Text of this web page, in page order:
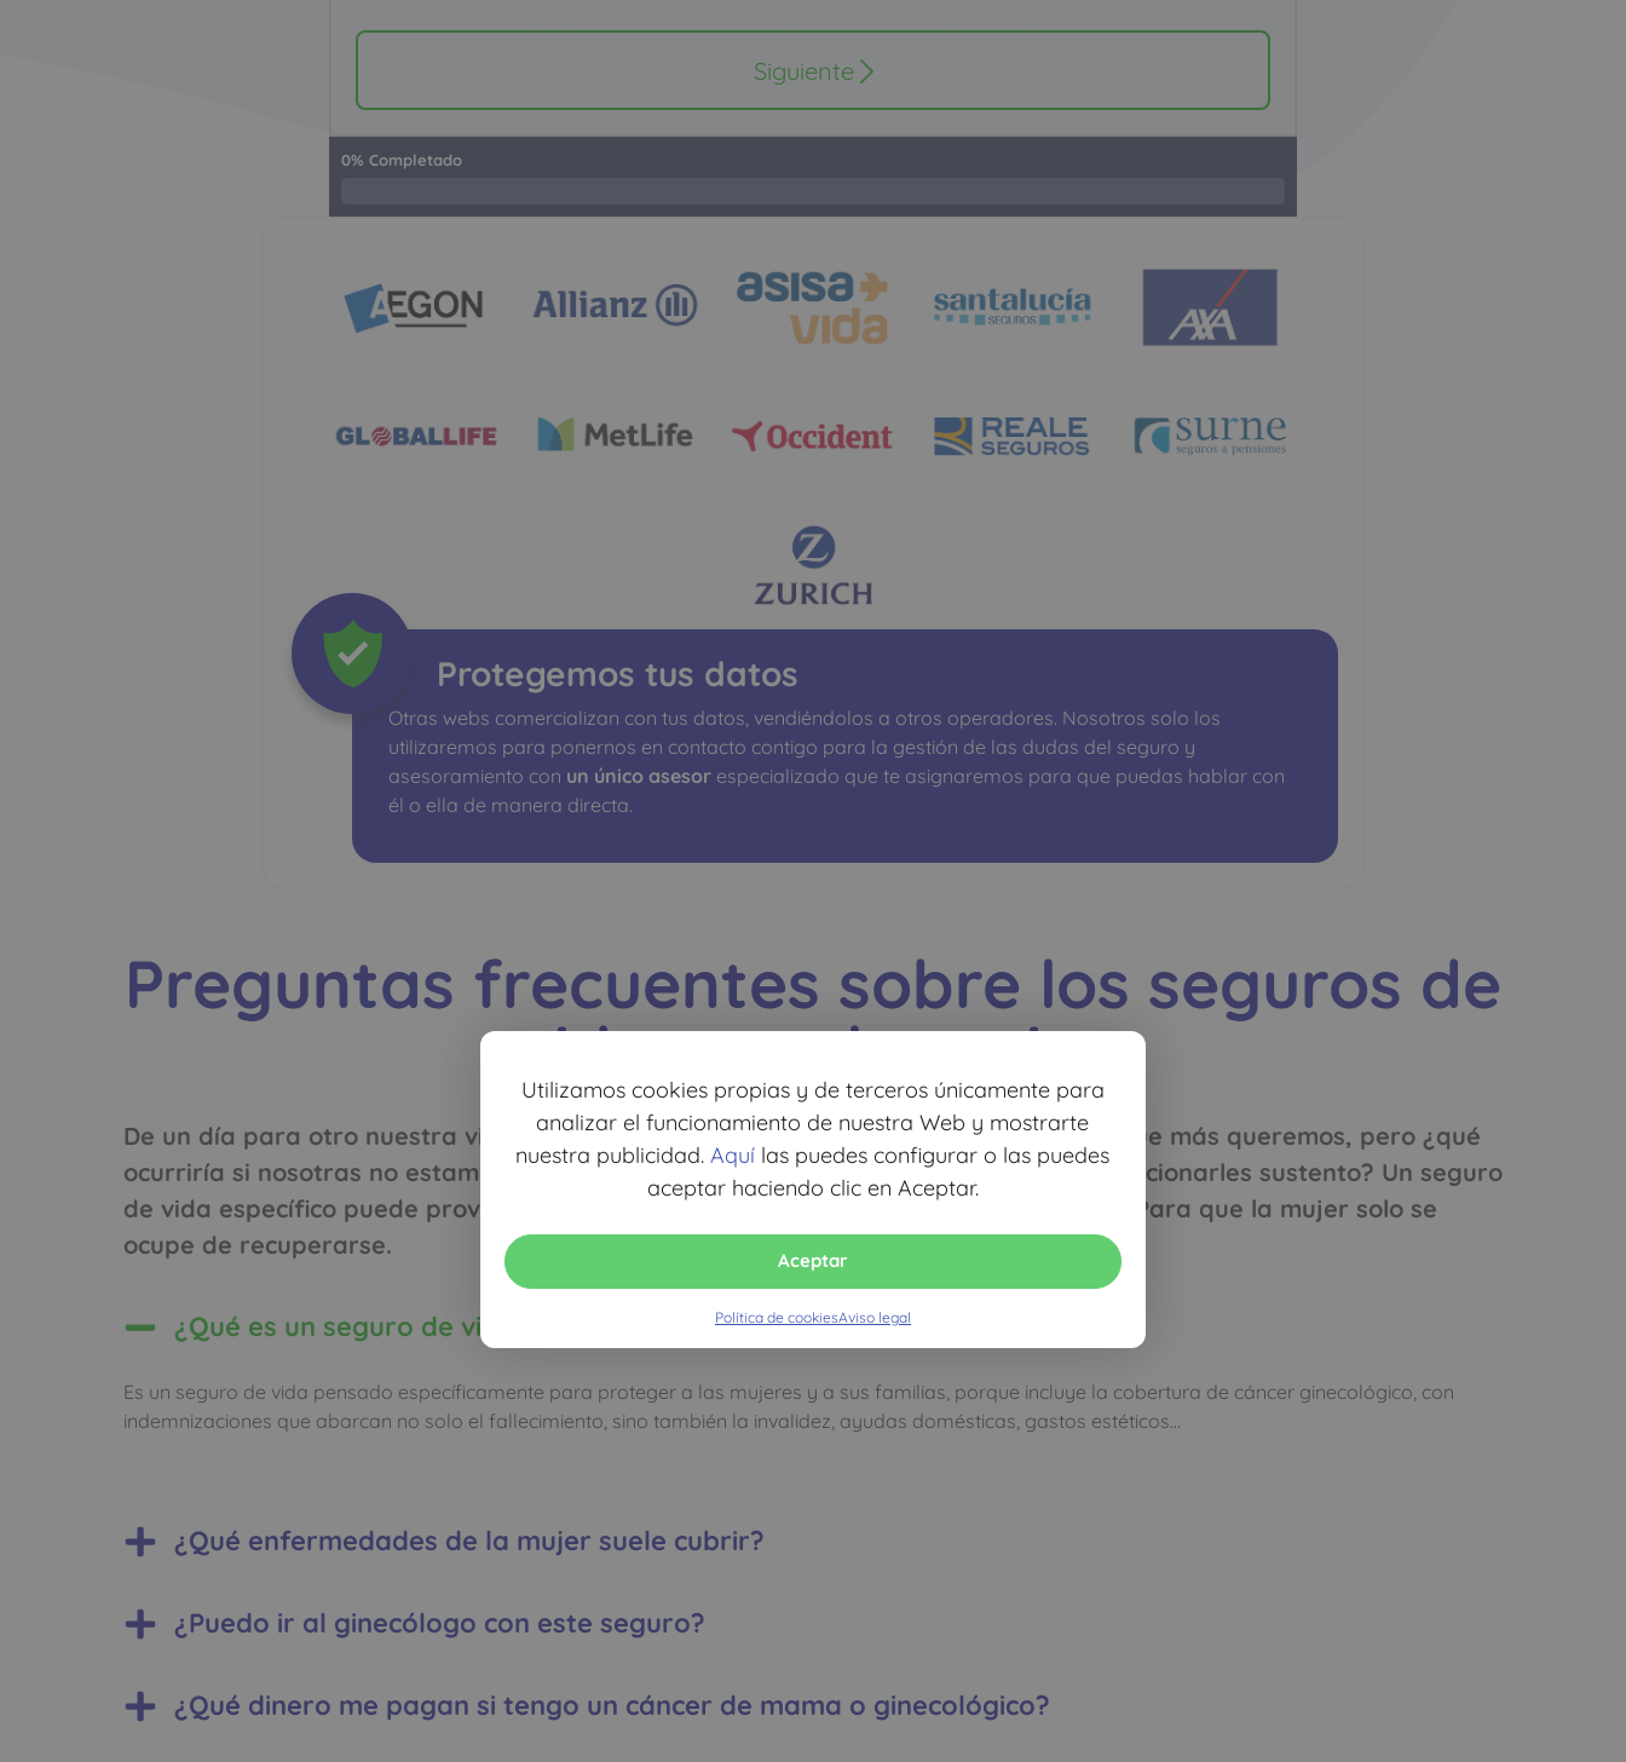
Utilizamos cookies propias y de terceros únicamente para
analizar el funcionamiento de nuestra Web y mostrarte
nuestra publicidad. Aquí las puedes configurar o las puedes
aceptar haciendo clic en Aceptar.
Aceptar
Política de cookiesAviso legal
Siguiente
0% Completado
Protegemos tus datos
Otras webs comercializan con tus datos, vendiéndolos a otros operadores. Nosotros solo los
utilizaremos para ponernos en contacto contigo para la gestión de las dudas del seguro y
asesoramiento con un único asesor especializado que te asignaremos para que puedas hablar con
él o ella de manera directa.
Preguntas frecuentes sobre los seguros de
vida para la mujer
De un día para otro nuestra vida puede cambiar. Somos capaces de proteger a los que más queremos, pero ¿qué
ocurriría si nosotras no estamos para cuidarlos o no podemos encargarnos de proporcionarles sustento? Un seguro
de vida específico puede proveer lo necesario ante una enfermedad como el cáncer. Para que la mujer solo se
ocupe de recuperarse.
¿Qué es un seguro de vida mujer?
Es un seguro de vida pensado específicamente para proteger a las mujeres y a sus familias, porque incluye la cobertura de cáncer ginecológico, con
indemnizaciones que abarcan no solo el fallecimiento, sino también la invalidez, ayudas domésticas, gastos estéticos…
¿Qué enfermedades de la mujer suele cubrir?
¿Puedo ir al ginecólogo con este seguro?
¿Qué dinero me pagan si tengo un cáncer de mama o ginecológico?